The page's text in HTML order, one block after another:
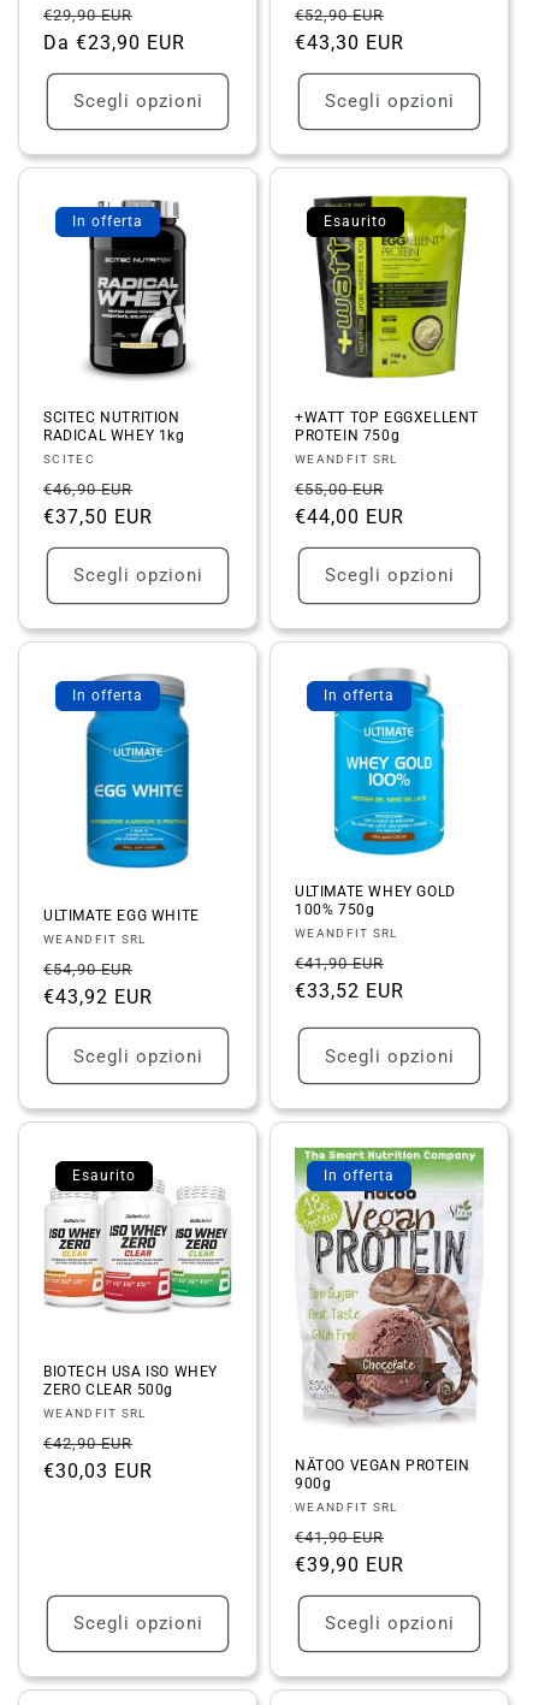
Prezzo
di
listino
€29,90 EUR
scontato
Da €23,90 EUR
Scegli opzioni
Prezzo
di
listino
€52,90 EUR
scontato
€43,30 EUR
Scegli opzioni
In offerta
SCITEC NUTRITION
RADICAL WHEY 1kg
Fornitore:
SCITEC
Prezzo
di
listino
€46,90 EUR
scontato
€37,50 EUR
Scegli opzioni
Esaurito
+WATT TOP EGGXELLENT
PROTEIN 750g
Fornitore:
WEANDFIT SRL
Prezzo
di
listino
€55,00 EUR
scontato
€44,00 EUR
Scegli opzioni
In offerta
ULTIMATE EGG WHITE
Fornitore:
WEANDFIT SRL
Prezzo
di
listino
€54,90 EUR
scontato
€43,92 EUR
Scegli opzioni
In offerta
ULTIMATE WHEY GOLD
100% 750g
Fornitore:
WEANDFIT SRL
Prezzo
di
€41,90 EUR
scontato
€33,52 EUR
Scegli opzioni
Esaurito
BIOTECH USA ISO WHEY
ZERO CLEAR 500g
Fornitore:
WEANDFIT SRL
Prezzo
di
€42,90 EUR
scontato
€30,03 EUR
Scegli opzioni
In offerta
NÄTOO VEGAN PROTEIN
900g
Fornitore:
WEANDFIT SRL
Prezzo
di
listino
€41,90 EUR
scontato
€39,90 EUR
Scegli opzioni